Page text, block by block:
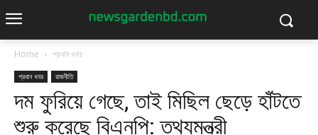
Home প্রধান খবর
প্রধান খবর রাজনীতি
দম ফুরিয়ে গেছে, তাই মিছিল ছেড়ে হাঁটতে
শুরু করেছে বিএনপি: তথ্যমন্ত্রী